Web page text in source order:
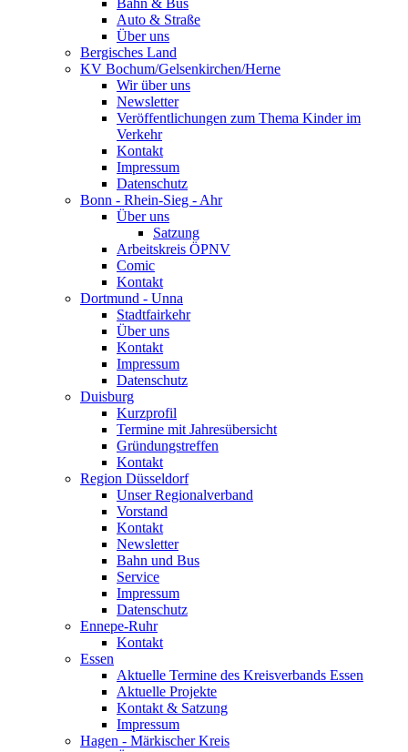
Bahn & Bus
Auto & Straße
Über uns
Bergisches Land
KV Bochum/Gelsenkirchen/Herne
Wir über uns
Newsletter
Veröffentlichungen zum Thema Kinder im
Verkehr
Kontakt
Impressum
Datenschutz
Bonn - Rhein-Sieg - Ahr
Über uns
Satzung
Arbeitskreis ÖPNV
Comic
Kontakt
Dortmund - Unna
Stadtfairkehr
Über uns
Kontakt
Impressum
Datenschutz
Duisburg
Kurzprofil
Termine mit Jahresübersicht
Gründungstreffen
Kontakt
Region Düsseldorf
Unser Regionalverband
Vorstand
Kontakt
Newsletter
Bahn und Bus
Service
Impressum
Datenschutz
Ennepe-Ruhr
Kontakt
Essen
Aktuelle Termine des Kreisverbands Essen
Aktuelle Projekte
Kontakt & Satzung
Impressum
Hagen - Märkischer Kreis